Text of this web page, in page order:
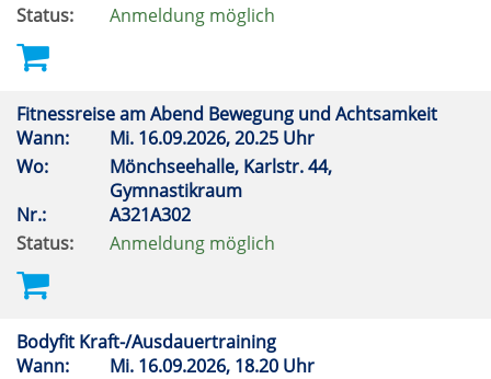
Status:
Anmeldung möglich
Fitnessreise am Abend Bewegung und Achtsamkeit
Wann:
Mi. 16.09.2026, 20.25 Uhr
Wo:
Mönchseehalle, Karlstr. 44,
Gymnastikraum
Nr.:
A321A302
Status:
Anmeldung möglich
Bodyfit Kraft-/Ausdauertraining
Wann:
Mi. 16.09.2026, 18.20 Uhr